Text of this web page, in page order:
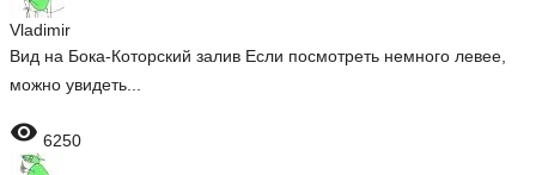
Vladimir
Вид на Бока-Которский залив Если посмотреть немного левее,
можно увидеть...
 6250